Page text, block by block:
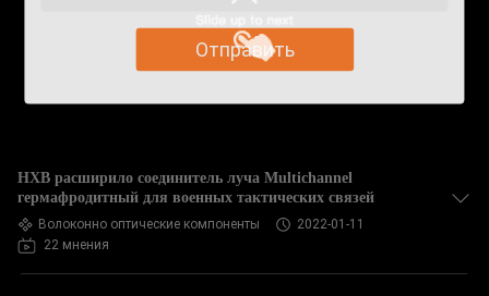
Отправить
HXB расширило соединитель луча Multichannel
гермафродитный для военных тактических связей
Волоконно оптические компоненты
2022-01-11
22 мнения